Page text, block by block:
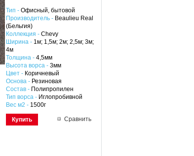
Тип - Офисный, бытовой
Производитель - Beaulieu Real
(Бельгия)
Коллекция - Chevy
Ширина - 1м; 1,5м; 2м; 2,5м; 3м;
4м
Толщина - 4,5мм
Высота ворса - 3мм
Цвет - Коричневый
Основа - Резиновая
Состав - Полипропилен
Тип ворса - Иглопробивной
Вес м2 - 1500г
Купить Сравнить